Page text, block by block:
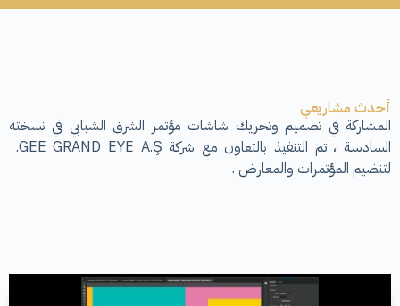
أحدث مشاريعي
المشاركة في تصميم وتحريك شاشات مؤتمر الشرق الشبابي في نسخته
السادسة ، تم التنفيذ بالتعاون مع شركة GEE GRAND EYE A.Ş.
لتنضيم المؤتمرات والمعارض .